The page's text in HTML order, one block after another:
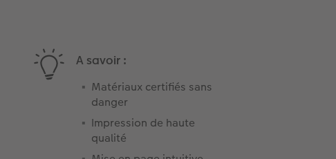
A savoir :
Matériaux certifiés sans
danger
Impression de haute
qualité